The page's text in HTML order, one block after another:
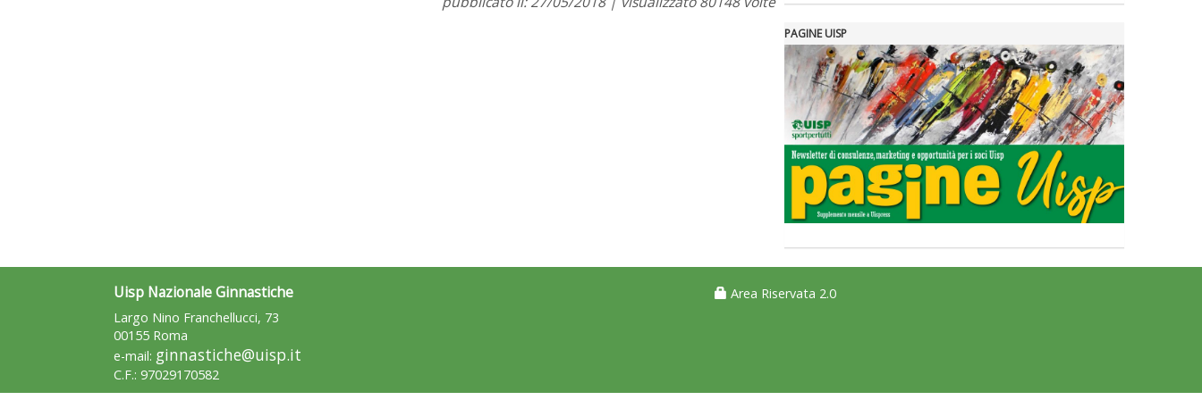
PAGINE UISP
Uisp Nazionale Ginnastiche
Largo Nino Franchellucci, 73
00155 Roma
e-mail: ginnastiche@uisp.it
C.F.: 97029170582
Area Riservata 2.0